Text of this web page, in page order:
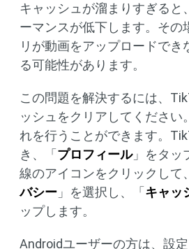
キャッシュが溜まりすぎると
ーマンスが低下します。その
リが動画をアップロードでき
る可能性があります。
この問題を解決するには、
ッシュをクリアしてください
れを行うことができます。
き、「 プロフィール」をタッ
線のアイコンをクリックして
バシー 」を選択し、「 キャッ
ップします。
Androidユーザーの方は、設